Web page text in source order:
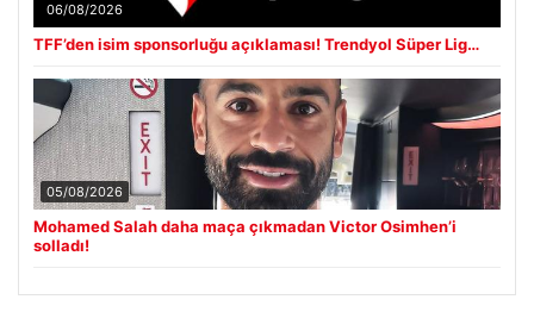
06/08/2026
TFF’den isim sponsorluğu açıklaması! Trendyol Süper Lig…
05/08/2026
Mohamed Salah daha maça çıkmadan Victor Osimhen’i
solladı!